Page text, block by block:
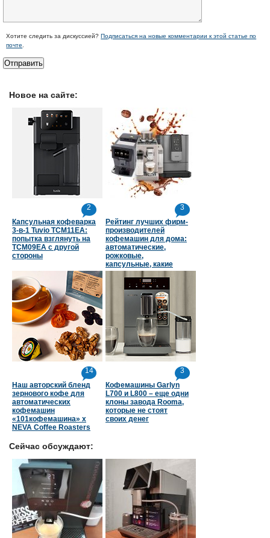
Хотите следить за дискуссией?Подписаться на новые комментарии к этой статье по
почте
Новое на сайте:
2
Капсульная кофеварка
3-в-1 Tuvio TCM11EA:
попытка взглянуть на
TCM09EA с другой
стороны
3
Рейтинг лучших фирм-
производителей
кофемашин для дома:
автоматические,
рожковые,
капсульные, какие
страны в топе
14
Наш авторский бленд
зернового кофе для
автоматических
кофемашин
«101кофемашина» х
NEVA Coffee Roasters
3
Кофемашины Garlyn
L700 и L800 – еще одни
клоны завода Rooma,
которые не стоят
своих денег
Сейчас обсуждают: